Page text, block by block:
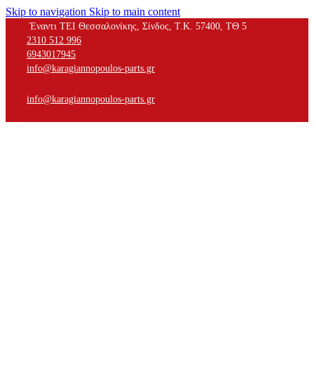
Skip to navigation Skip to main content
Έναντι ΤΕΙ Θεσσαλονίκης, Σίνδος, Τ.Κ. 57400, ΤΘ 5
2310 512 996
6943017945
info@karagiannopoulos-parts.gr
info@karagiannopoulos-parts.gr